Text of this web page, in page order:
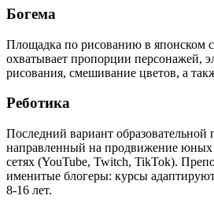
Богема
Площадка по рисованию в японском
охватывает пропорции персонажей,
рисования, смешивание цветов, а
Реботика
Последний вариант образовательной
направленный на продвижение юных
сетях (YouTube, Twitch, TikTok).
именитые блогеры: курсы
8-16 лет.